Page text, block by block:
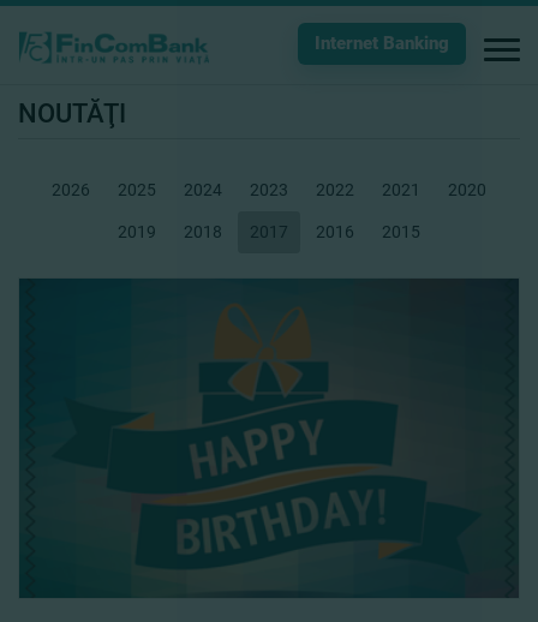
Internet Banking
NOUTĂŢI
2026 2025 2024 2023 2022 2021 2020
2019 2018 2017 2016 2015